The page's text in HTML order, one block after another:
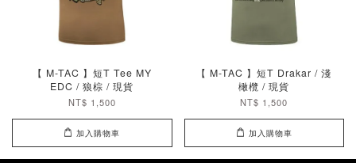
【 M-TAC 】短T Tee MY
EDC / 狼棕 / 現貨
NT$ 1,500
加入購物車
【 M-TAC 】短T Drakar / 淺
橄欖 / 現貨
NT$ 1,500
加入購物車